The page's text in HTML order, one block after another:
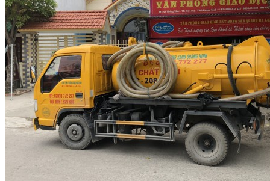
Thi công cây xanh đô thị
và sân vườn – Giải pháp...